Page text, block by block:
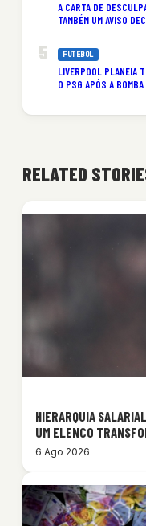
A CARTA DE
TAMBÉM UM AVISO
FUTEBOL
LIVERPOOL PLANEIA
O PSG APÓS A
RELATED
HIERARQUIA
UM ELENCO
6 Ago 2026